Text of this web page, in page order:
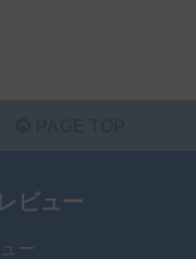
ビュー
ー